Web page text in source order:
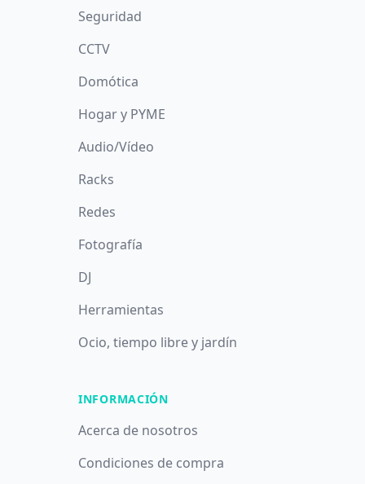
Seguridad
CCTV
Domótica
Hogar y PYME
Audio/Vídeo
Racks
Redes
Fotografía
DJ
Herramientas
Ocio, tiempo libre y jardín
INFORMACIÓN
Acerca de nosotros
Condiciones de compra